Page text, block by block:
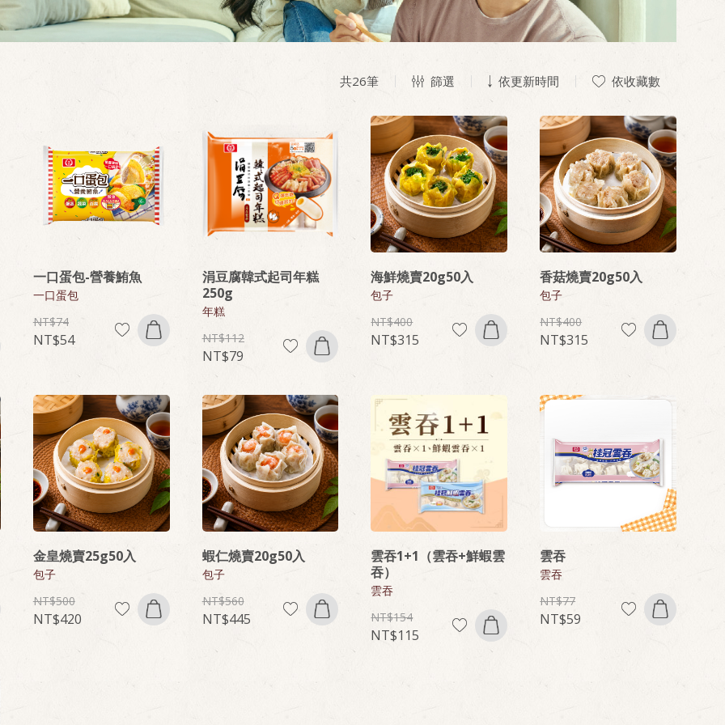
共26筆 篩選 依更新時間 依收藏數
一口蛋包-營養鮪魚
一口蛋包
74
54
涓豆腐韓式起司年糕
250g
年糕
112
79
海鮮燒賣20g50入
包子
400
315
香菇燒賣20g50入
包子
400
315
金皇燒賣25g50入
包子
500
420
蝦仁燒賣20g50入
包子
560
445
雲吞1+1（雲吞+鮮蝦雲
吞）
雲吞
154
115
雲吞
雲吞
77
59